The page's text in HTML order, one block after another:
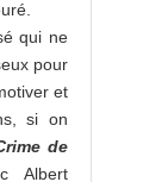
qui ne
pour
et
si on
de
Albert